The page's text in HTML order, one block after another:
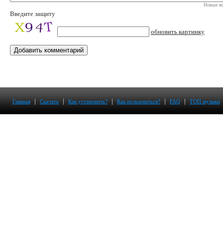
Новые
Введите защиту
обновить картинку
Главная | Скачать | Как установить? | Как пользоваться? | FAQ | ТОП музыки